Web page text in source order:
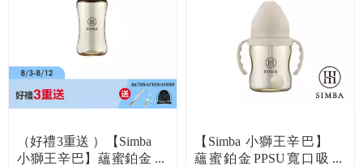
會員專區
常見問題
折價券、紅利說明
（好禮3重送 ）【Simba
小獅王辛巴】蘊蜜鉑金
【Simba 小獅王辛巴】
蘊蜜鉑金PPSU寬口吸